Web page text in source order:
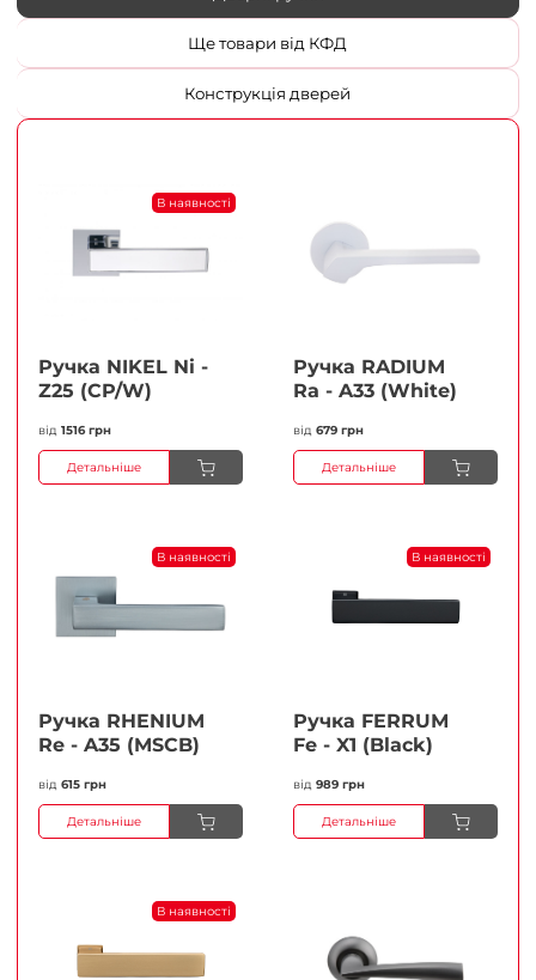
Ще товари від КФД
Конструкція дверей
В наявності
Ручка NIKEL Ni -
Z25 (CP/W)
від 1516 грн
Детальніше
Ручка RADIUM
Ra - A33 (White)
від 679 грн
Детальніше
В наявності
Ручка RHENIUM
Re - A35 (MSCB)
від 615 грн
Детальніше
В наявності
Ручка FERRUМ
Fe - X1 (Black)
від 989 грн
Детальніше
В наявності